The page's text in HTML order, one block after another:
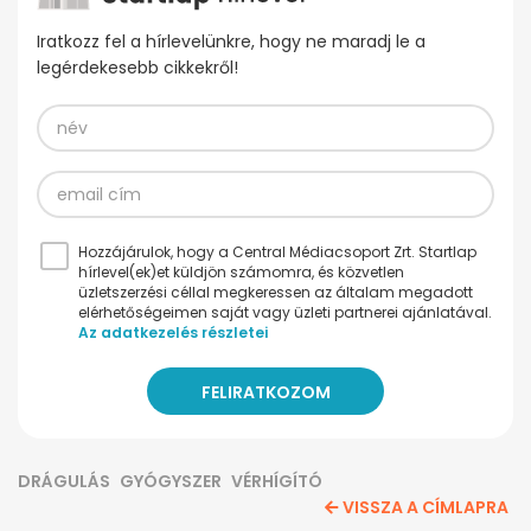
Iratkozz fel a hírlevelünkre, hogy ne maradj le a
legérdekesebb cikkekről!
Hozzájárulok, hogy a Central Médiacsoport Zrt. Startlap
hírlevel(ek)et küldjön számomra, és közvetlen
üzletszerzési céllal megkeressen az általam megadott
elérhetőségeimen saját vagy üzleti partnerei ajánlatával.
Az adatkezelés részletei
DRÁGULÁS GYÓGYSZER VÉRHÍGÍTÓ
VISSZA A CÍMLAPRA